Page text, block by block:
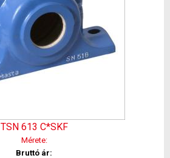
TSN 613 C*SKF
Mérete:
Bruttó ár: